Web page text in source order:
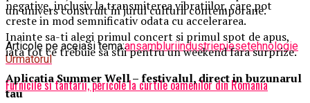
negative, inclusiv la transmiterea vibratiilor, care pot
creste in mod semnificativ odata cu accelerarea.
Articole pe aceiasi tema:ansambluriindustriepiesetehnologie
Urmatorul
Furnicile si tantarii, pericole la curtile oamenilor din Romania
un univers construit in jurul culturii contemporane.
Inainte sa-ti alegi primul concert si primul spot de apus,
iata tot ce trebuie sa stii pentru un weekend fara surprize.
Aplicatia Summer Well– festivalul, direct in buzunarul
tau